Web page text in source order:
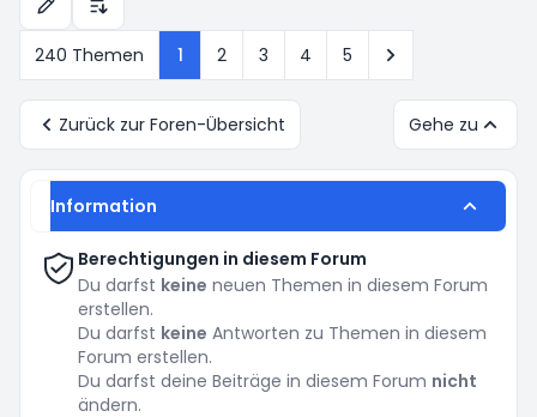
Anzeige- und Sortierungs-Einstellungen
240 Themen
1 2 3 4 5
Zurück zur Foren-Übersicht Gehe zu
Information
Berechtigungen in diesem Forum
Du darfst keine neuen Themen in diesem Forum
erstellen.
Du darfst keine Antworten zu Themen in diesem
Forum erstellen.
Du darfst deine Beiträge in diesem Forum nicht
ändern.